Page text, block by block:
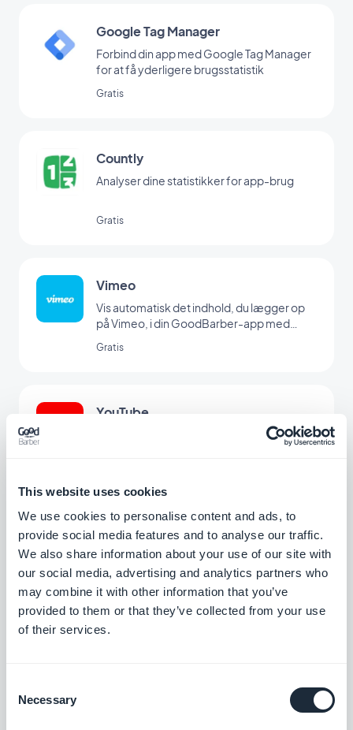
This website uses cookies
We use cookies to personalise content and ads, to
provide social media features and to analyse our traffic.
We also share information about your use of our site with
our social media, advertising and analytics partners who
may combine it with other information that you’ve
provided to them or that they’ve collected from your use
of their services.
Selection
Necessary
Google Tag Manager
Forbind din app med Google Tag Manager
for at få yderligere brugsstatistik
Gratis
Countly
Analyser dine statistikker for app-brug
Gratis
Vimeo
Vis automatisk det indhold, du lægger op
på Vimeo, i din GoodBarber-app med
synkronisere dine opslag i realtid.
Gratis
YouTube
Udgiv automatisk indhold fra din YouTube-
Meta Pixel & App-begivenheder
Integrer Meta Pixel (tidligere Facebook
Pixel) og Facebook Event Analytics SDK i
din app for at analysere dine brugeres
adfærd og optimere din
marketingstrategi.
Giv dine brugere direkte adgang til dine